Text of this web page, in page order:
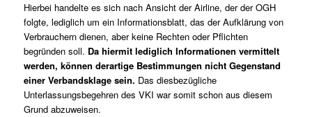
Hierbei handelte es sich nach Ansicht der Airline, der der OGH
folgte, lediglich um ein Informationsblatt, das der Aufklärung von
Verbrauchern dienen, aber keine Rechten oder Pflichten
begründen soll. Da hiermit lediglich Informationen vermittelt
werden, können derartige Bestimmungen nicht Gegenstand
einer Verbandsklage sein. Das diesbezügliche
Unterlassungsbegehren des VKI war somit schon aus diesem
Grund abzuweisen.